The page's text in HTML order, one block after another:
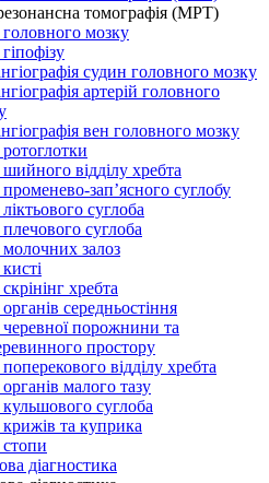
томографія (МРТ)
мозку
судин головного мозку
артерій головного
вен головного мозку
відділу хребта
зап’ясного суглобу
суглоба
суглоба
залоз
хребта
середньостіння
порожнини та
простору
відділу хребта
малого тазу
суглоба
та куприка
діагностика